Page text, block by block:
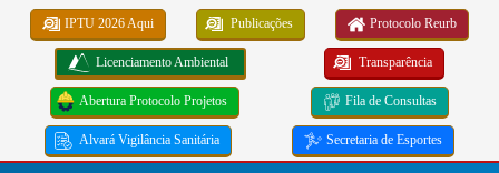
IPTU 2026 Aqui Publicações Protocolo Reurb
Licenciamento Ambiental Transparência
Abertura Protocolo Projetos Fila de Consultas
Alvará Vigilância Sanitária Secretaria de Esportes